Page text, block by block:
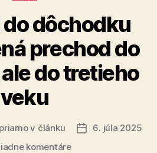
dôchodku
prechod do
do tretieho
veku
v článku
Dátum
6. júla 2025
komentárena